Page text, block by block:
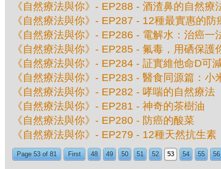
《自然療法與你》- EP288 - 酒渣鼻的自然療
《自然療法與你》- EP287 - 12種最實惠的防
《自然療法與你》- EP286 - 電解水：治癌一
《自然療法與你》- EP285 - 氟毒，用硒保護
《自然療法與你》- EP284 - 証實維他命D可
《自然療法與你》- EP283 - 醫食同源篇：小
《自然療法與你》- EP282 - 哮喘的自然療法
《自然療法與你》- EP281 - 神奇的茶樹油
《自然療法與你》- EP280 - 防癌的酸菜
《自然療法與你》- EP279 - 12種天然抗生素
Page 53 of 81 First 48 49 50 51 52 53 54 55 56